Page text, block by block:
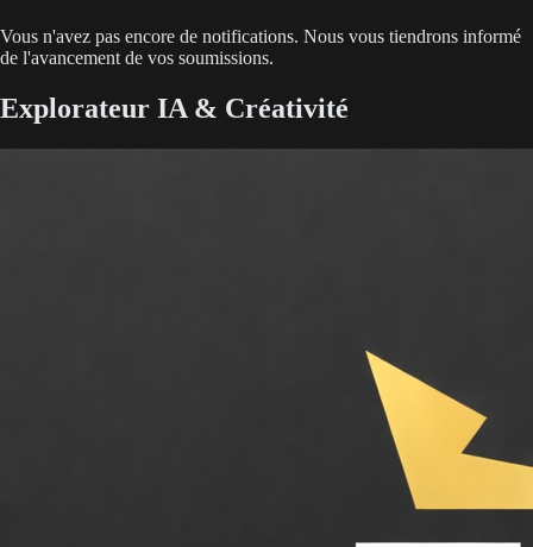
Vous n'avez pas encore de notifications. Nous vous tiendrons informé
de l'avancement de vos soumissions.
Explorateur IA & Créativité